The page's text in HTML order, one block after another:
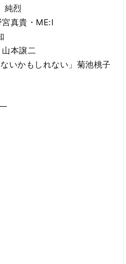
純烈
宮真貴・ME:I
山本譲二
いかもしれない」菊池桃子